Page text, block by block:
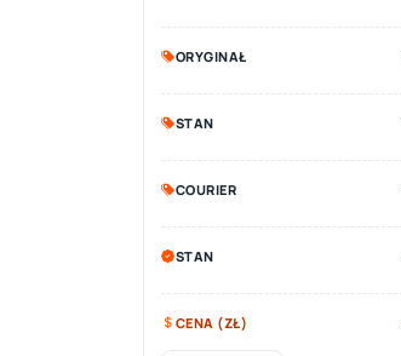
ORYGINAŁ
STAN
COURIER
STAN
CENA (ZŁ)